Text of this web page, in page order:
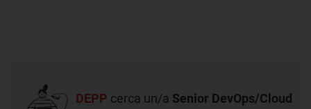
DEPP cerca un/a Senior DevOps/Cloud